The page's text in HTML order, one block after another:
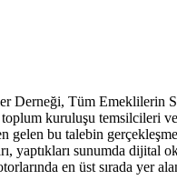
Tüm Emeklilerin
kuruluşu temsilcileri ve
bu talebin
sunumda
en üst sırada yer